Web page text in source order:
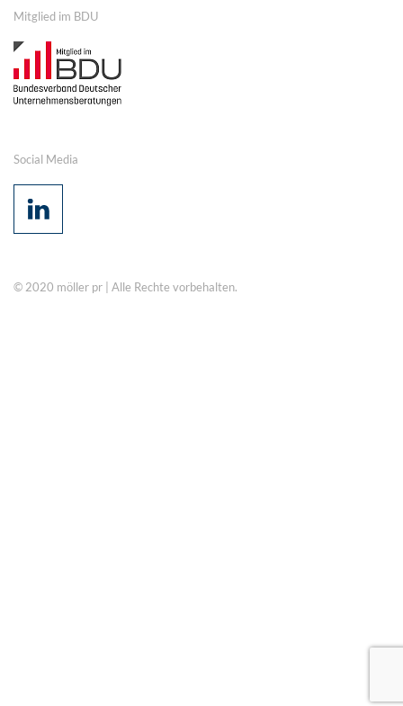
Mitglied im BDU
Social Media
© 2020 möller pr | Alle Rechte vorbehalten.